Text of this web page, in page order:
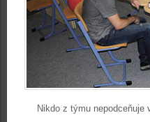
Nikdo z týmu nepodceňuje